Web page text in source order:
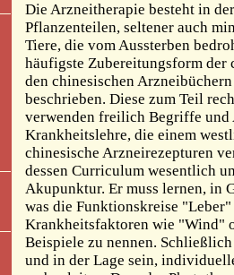
Die Arzneitherapie besteht in
Pflanzenteilen, seltener auch
Tiere, die vom Aussterben
häufigste Zubereitungsform der
den chinesischen
beschrieben. Diese zum Teil
verwenden freilich Begriffe und
Krankheitslehre, die einem
chinesische Arzneirezepturen
dessen Curriculum wesentlich
Akupunktur. Er muss lernen, in
was die Funktionskreise
Krankheitsfaktoren wie "Wind"
Beispiele zu nennen.
und in der Lage sein,